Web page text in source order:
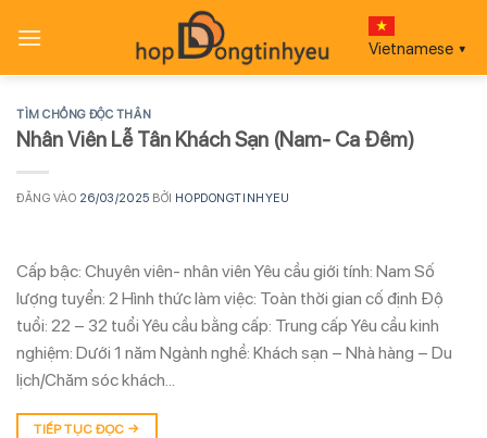
qua
Vietnamese ▼
TÌM CHỒNG ĐỘC THÂN
Nhân Viên Lễ Tân Khách Sạn (Nam- Ca Đêm)
ĐĂNG VÀO 26/03/2025 BỞI HOPDONGTINHYEU
Cấp bậc: Chuyên viên- nhân viên Yêu cầu giới tính: Nam Số
lượng tuyển: 2 Hình thức làm việc: Toàn thời gian cố định Độ
tuổi: 22 – 32 tuổi Yêu cầu bằng cấp: Trung cấp Yêu cầu kinh
nghiệm: Dưới 1 năm Ngành nghề: Khách sạn – Nhà hàng – Du
lịch/Chăm sóc khách…
TIẾP TỤC ĐỌC →